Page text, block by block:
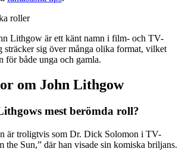
Lithgow är ett känt namn i film- och TV-
sträcker sig över många olika format, vilket
för både unga och gamla.
om John Lithgow
mest berömda roll?
är troligtvis som Dr. Dick Solomon i TV-
the Sun,” där han visade sin komiska briljans.